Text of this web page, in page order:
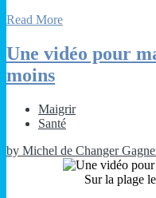
Read More
Une vidéo pour
moins
Maigrir
Santé
by Michel de Changer
Sur la plage